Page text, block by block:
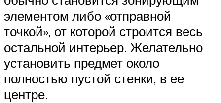
элементом либо «отправной
точкой», от которой строится весь
остальной интерьер. Желательно
установить предмет около
полностью пустой стенки, в ее
центре.